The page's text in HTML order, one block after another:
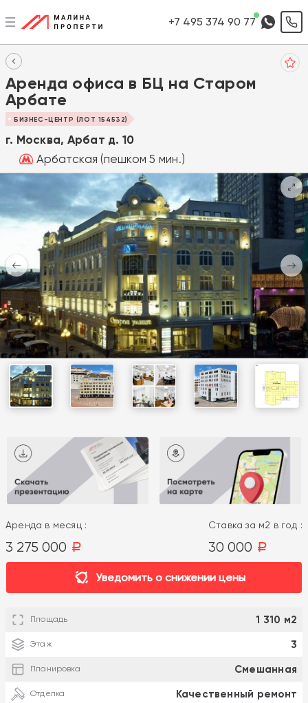
+7 495 374 90 77
Аренда офиса в БЦ на Старом
Арбате
БИЗНЕС-ЦЕНТР (ЛОТ 154532)
г. Москва, Арбат д. 10
Арбатская (пешком 5 мин.)
Аренда в месяц :
3 275 000 a
Ставка за м2 в год :
30 000 a
Уведомить о снижении цены
Площадь 1 310 м2
Этаж 3
Планировка Смешанная
Отделка Качественный ремонт